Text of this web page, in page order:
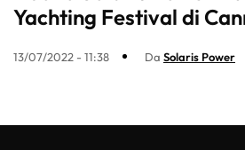
Yachting Festival di
13/07/2022 - 11:38 Da Solaris Power